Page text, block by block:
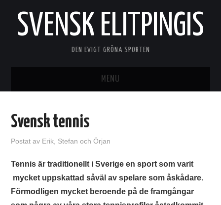
SVENSK ELITPINGIS
DEN EVIGT GRÖNA SPORTEN
MENU
KOM IGÅNG MED PINGIS
VÄRLDSPINGIS
Svensk tennis
Postatav Erik, Stefan och Örjan
Tennis är traditionellt i Sverige en sport som varit
mycket uppskattad såväl av spelare som åskådare.
Förmodligen mycket beroende på de framgångar